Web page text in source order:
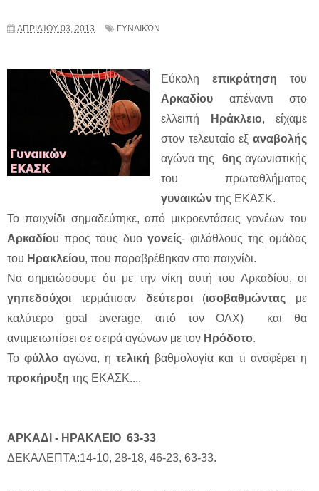
ΑΠΡΙΛΊΟΥ 03, 2013 ΓΥΝΑΙΚΏΝ
Εύκολη επικράτηση του
Αρκαδίου απέναντι στο
ελλειπή Ηράκλειο, είχαμε
στον τελευταίο εξ αναβολής
αγώνα της 6ηςαγωνιστικής
του πρωταθλήματος
γυναικών της ΕΚΑΣΚ.
Το παιχνίδι σημαδεύτηκε, από μικροεντάσεις γονέων του
Αρκαδίου προς τους δυο γονείς- φιλάθλους της ομάδας
του Ηρακλείου, που παραβρέθηκαν στο παιχνίδι.
Να σημειώσουμε ότι με την νίκη αυτή του Αρκαδίου, οι
γηπεδούχοι τερμάτισανδεύτεροι(ισοβαθμώντας με
καλύτερο goal average, από τον ΟΑΧ) και θα
αντιμετωπίσει σε σειρά αγώνων με τον Ηρόδοτο.
Το φύλλο αγώνα, η τελική βαθμολογία και τι αναφέρει η
προκήρυξη της ΕΚΑΣΚ....
ΑΡΚΑΔΙ - ΗΡΑΚΛΕΙΟ 63-33
ΔΕΚΑΛΕΠΤΑ:14-10, 28-18, 46-23, 63-33.